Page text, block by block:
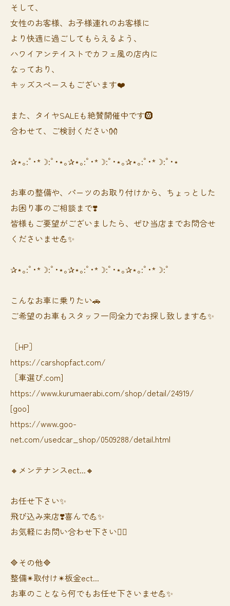
そして、
女性のお客様、お子様連れのお客様に
より快適に過ごしてもらえるよう、
ハワイアンテイストでカフェ風の店内に
なっており、
キッズスペースもございます❤️
また、タイヤSALEも絶賛開催中です🛞
合わせて、ご検討ください👐
✰⋆｡:ﾟ･*☽:ﾟ･⋆｡✰⋆｡:ﾟ･*☽:ﾟ･⋆｡✰⋆｡:ﾟ･*☽:ﾟ･⋆
お車の整備や、パーツのお取り付けから、ちょっとした
お困り事のご相談まで❣️
皆様もご要望がございましたら、ぜひ当店までお問合せ
くださいませ💪✨
✰⋆｡:ﾟ･*☽:ﾟ･⋆｡✰⋆｡:ﾟ･*☽:ﾟ･⋆｡✰⋆｡:ﾟ･*☽:ﾟ
⁡⁡⁡こんなお車に乗りたい🚗
ご希望のお車もスタッフ一同全力でお探し致します💪✨
［HP］
https://carshopfact.com/
［車選び.com]
https://www.kurumaerabi.com/shop/detail/24919/
[goo]
https://www.goo-
net.com/usedcar_shop/0509288/detail.html
🔸メンテナンスect...🔸
お任せ下さい✨
飛び込み来店❣️喜んで💪✨
お気軽にお問い合わせ下さい🙆‍♀️
🔷その他🔷
整備✴︎取付け✴︎板金ect...
お車のことなら何でもお任せ下さいませ💪✨